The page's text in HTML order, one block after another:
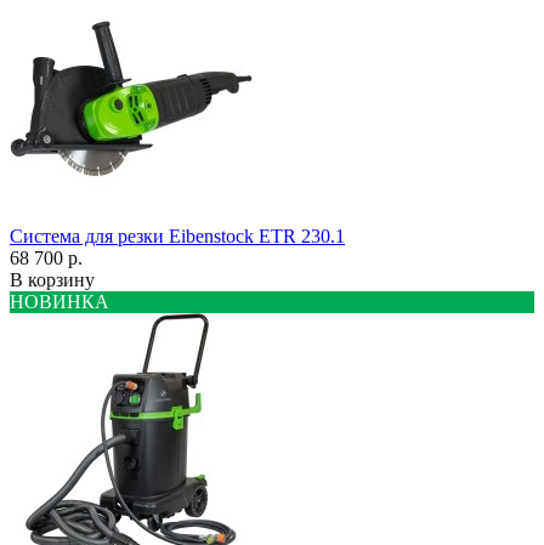
Система для резки Eibenstock ETR 230.1
68 700 р.
В корзину
НОВИНКА